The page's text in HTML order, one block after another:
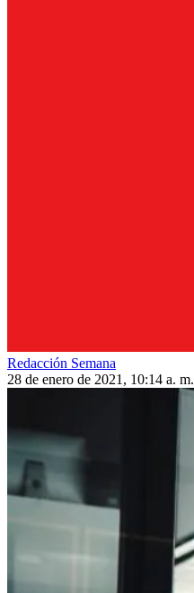
Redacción Semana
28 de enero de 2021, 10:14 a. m.